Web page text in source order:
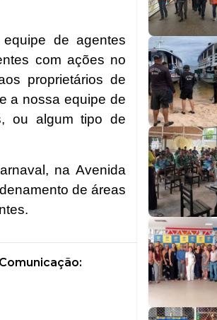
equipe de agentes
com ações no
proprietários de
a nossa equipe de
ou algum tipo de
na Avenida
de áreas